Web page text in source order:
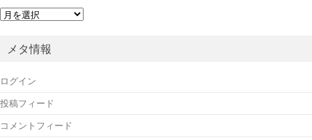
ア
イメタ情報
ログイン
投稿フィード
コメントフィード